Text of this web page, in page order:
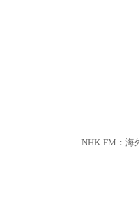
NHK-FM：